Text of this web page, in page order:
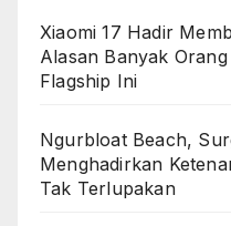
Xiaomi 17 Hadir
Alasan Banyak
Flagship Ini
Ngurbloat Beach,
Menghadirkan
Tak Terlupakan